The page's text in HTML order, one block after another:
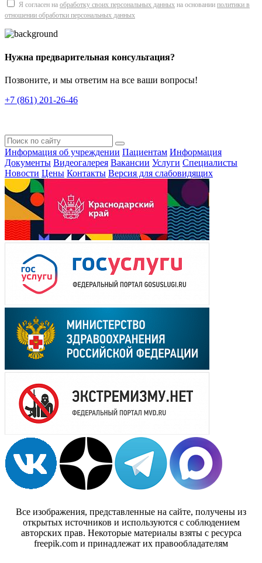
Я согласен на обработку своих персональных данных на основании политики в
отношении обработки персональных данных
Нужна предварительная консультация?
Позвоните, и мы ответим на все ваши вопросы!
+7 (861) 201-26-46
Информация об учреждении Пациентам Информация
Документы Видеогалерея Вакансии Услуги Специалисты
Новости Цены Контакты Версия для слабовидящих
Все изображения, представленные на сайте, получены из
открытых источников и используются с соблюдением
авторских прав. Некоторые материалы взяты с ресурса
freepik.com и принадлежат их правообладателям